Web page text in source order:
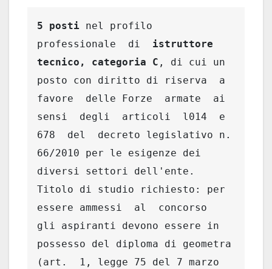
5 posti nel profilo
professionale  di istruttore
tecnico, categoria C , di cui un
posto con diritto di riserva  a
favore  delle Forze  armate  ai
sensi  degli  articoli  l014  e
678  del  decreto legislativo n.
66/2010 per le esigenze dei
diversi settori dell'ente.
Titolo di studio richiesto: per
essere ammessi  al  concorso
gli aspiranti devono essere in
possesso del diploma di geometra
(art.  1, legge 75 del 7 marzo